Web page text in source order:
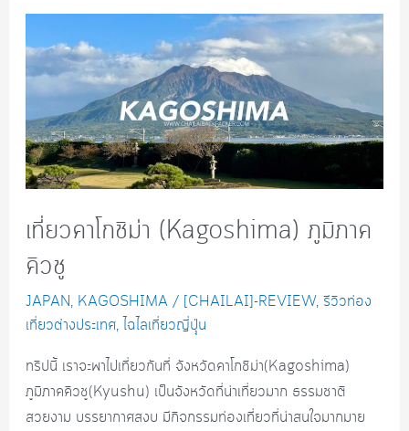
เที่ยวคาโกชิม่า (Kagoshima) ภูมิภาค
คิวชู
JAPAN, KAGOSHIMA/ [CHAILAI]-REVIEW, รีวิวท่อง
เที่ยวต่างประเทศ, ไฉไลเที่ยวญี่ปุุ่น
ทริปนี้ เราจะพาไปเที่ยวกันที่ จังหวัดคาโกชิม่า(Kagoshima)
ภูมิภาคคิวชู(Kyushu) เป็นจังหวัดที่น่าเที่ยวมาก ธรรมชาติ
สวยงาม บรรยากาศสงบ มีกิจกรรมท่องเที่ยวที่น่าสนใจมากมาย